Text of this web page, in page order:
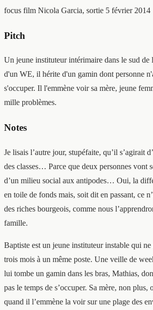
focus film Nicola Garcia, sortie 5 février 2014
Pitch
Un jeune instituteur intérimaire dans le sud de
d'un WE, il hérite d'un gamin dont personne
s'occuper. Il l'emmène voir sa mère, jeune
mille problèmes.
Notes
Je lisais l’autre jour, stupéfaite, qu’il s’agirait
des classes… Parce que deux personnes vont
d’un milieu social aux antipodes… Oui, la
en toile de fonds mais, soit dit en passant, ce
des riches bourgeois, comme nous
famille.
Baptiste est un jeune instituteur instable qui ne
trois mois à un même poste. Une veille de
lui tombe un gamin dans les bras, Mathias,
pas le temps de s’occuper. Sa mère, non plus,
quand il l’emmène la voir sur une plage des